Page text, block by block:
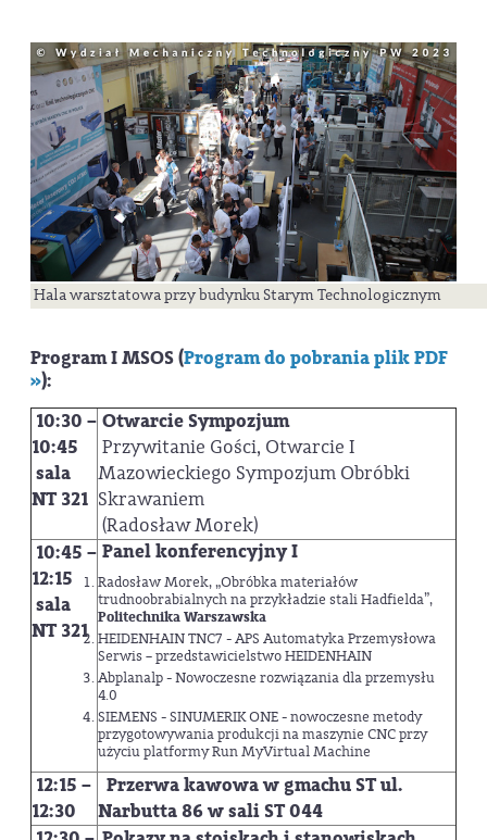
Hala warsztatowa przy budynku Starym Technologicznym
Program I MSOS (Program do pobrania plik PDF
»):
10:30 –
10:45
sala
NT 321
Otwarcie Sympozjum
Przywitanie Gości, Otwarcie I
Mazowieckiego Sympozjum Obróbki
Skrawaniem
(Radosław Morek)
10:45 –
12:15
sala
NT 321
Panel konferencyjny I
Radosław Morek, „Obróbka materiałów
trudnoobrabialnych na przykładzie stali Hadfielda”,
Politechnika Warszawska
HEIDENHAIN TNC7 - APS Automatyka Przemysłowa
Serwis – przedstawicielstwo HEIDENHAIN
Abplanalp - Nowoczesne rozwiązania dla przemysłu
4.0
SIEMENS - SINUMERIK ONE - nowoczesne metody
przygotowywania produkcji na maszynie CNC przy
użyciu platformy Run MyVirtual Machine
12:15 –
12:30
Przerwa kawowa w gmachu ST ul.
Narbutta 86 w sali ST 044